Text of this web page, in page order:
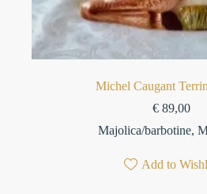
Michel Caugant
€ 89,00
Majolica/barbotine,
Add to